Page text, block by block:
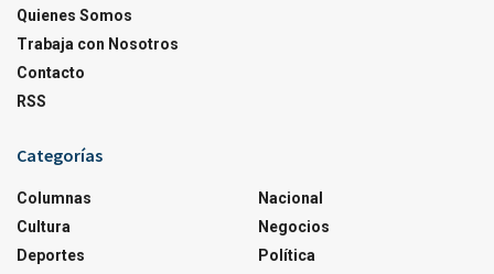
Quienes Somos
Trabaja con Nosotros
Contacto
RSS
Categorías
Columnas
Cultura
Deportes
Nacional
Negocios
Política